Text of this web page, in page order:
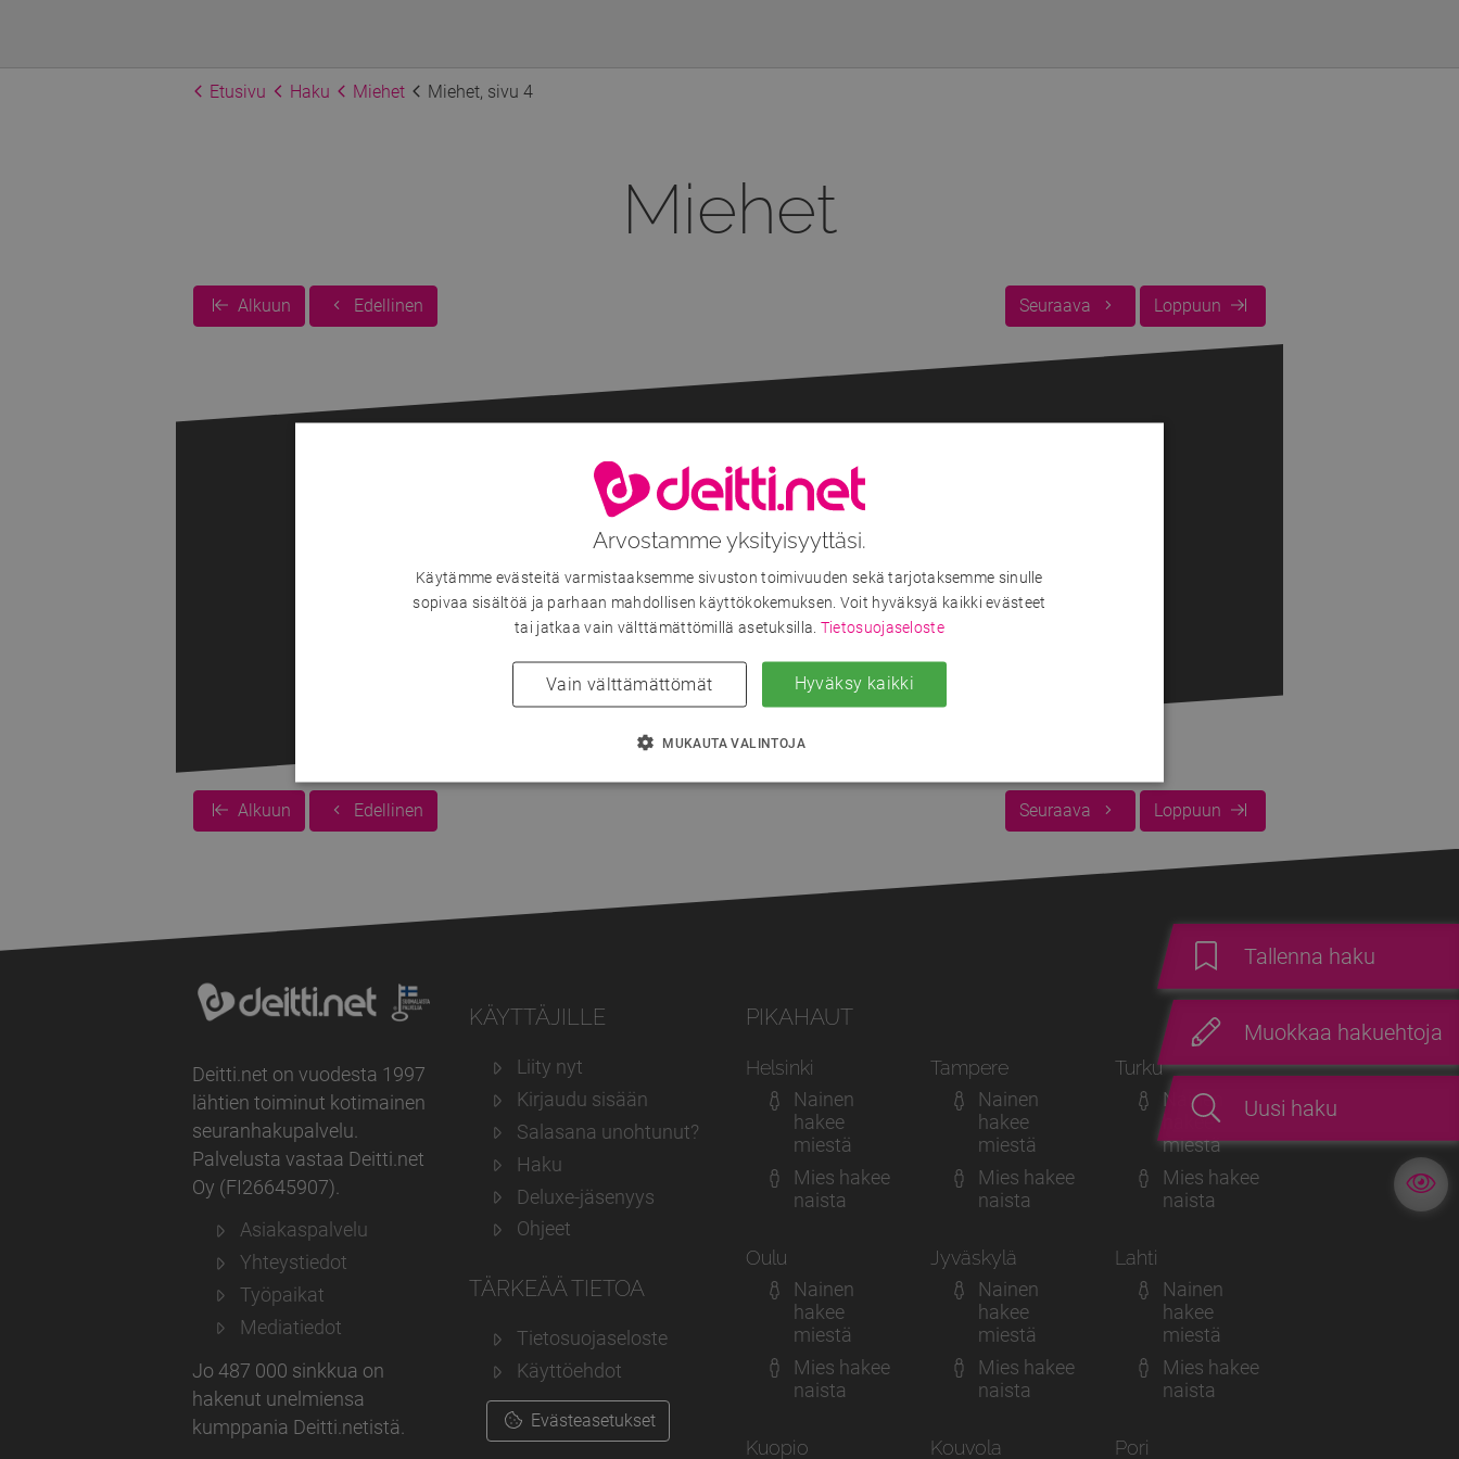
Etusivu Haku Miehet Miehet, sivu 4
Uusi haku
Muokkaa hakuehtoja
Tallenna haku
Miehet
Alkuun Edellinen Seuraava Loppuun
Lisää hakutuloksia...
Kirjaudu sisään nähdäksesi kaikki hakutulokset.
Liity nyt!
Onko sinulla jo tunnus? Kirjaudu sisään
Alkuun Edellinen Seuraava Loppuun
Deitti.net on vuodesta 1997
lähtien toiminut kotimainen
seuranhakupalvelu.
Palvelusta vastaa Deitti.net
Oy ( FI26645907).
Asiakaspalvelu
Yhteystiedot
Työpaikat
Mediatiedot
Jo 487 000 sinkkua on
hakenut unelmiensa
kumppania Deitti.netistä.
KÄYTTÄJILLE
Liity nyt
Kirjaudu sisään
Salasana unohtunut?
Haku
Deluxe-jäsenyys
Ohjeet
TÄRKEÄÄ TIETOA
Tietosuojaseloste
Käyttöehdot
Evästeasetukset
PIKAHAUT
Helsinki
Nainen
hakee
miestä
Mies hakee
naista
Tampere
Nainen
hakee
miestä
Mies hakee
naista
Turku
Nainen
hakee
miestä
Mies hakee
naista
Oulu
Nainen
hakee
miestä
Mies hakee
naista
Jyväskylä
Nainen
hakee
miestä
Mies hakee
naista
Lahti
Nainen
hakee
miestä
Mies hakee
naista
Kuopio Kouvola Pori
Arvostamme yksityisyyttäsi.
Käytämme evästeitä varmistaaksemme sivuston toimivuuden sekä tarjotaksemme sinulle
sopivaa sisältöä ja parhaan mahdollisen käyttökokemuksen. Voit hyväksyä kaikki evästeet
tai jatkaa vain välttämättömillä asetuksilla. Tietosuojaseloste
Hyväksy kaikki
Vain välttämättömät
MUKAUTA VALINTOJA